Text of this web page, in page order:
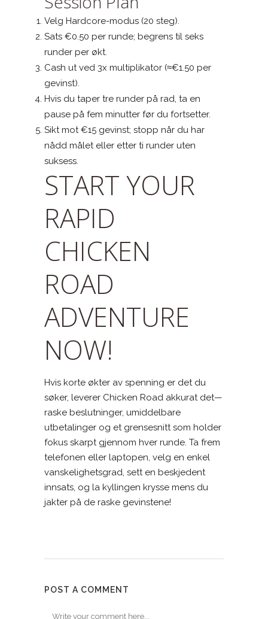
Velg Hardcore-modus (20 steg).
Sats €0.50 per runde; begrens til seks
runder per økt.
Cash ut ved 3x multiplikator (≈€1.50 per
gevinst).
Hvis du taper tre runder på rad, ta en
pause på fem minutter før du fortsetter.
Sikt mot €15 gevinst; stopp når du har
nådd målet eller etter ti runder uten
suksess.
START YOUR
RAPID
CHICKEN
ROAD
ADVENTURE
NOW!
Hvis korte økter av spenning er det du
søker, leverer Chicken Road akkurat det—
raske beslutninger, umiddelbare
utbetalinger og et grensesnitt som holder
fokus skarpt gjennom hver runde. Ta frem
telefonen eller laptopen, velg en enkel
vanskelighetsgrad, sett en beskjedent
innsats, og la kyllingen krysse mens du
jakter på de raske gevinstene!
POST A COMMENT